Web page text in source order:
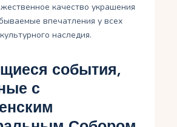
качество украшения
впечатления у всех
наследия.
события,
с